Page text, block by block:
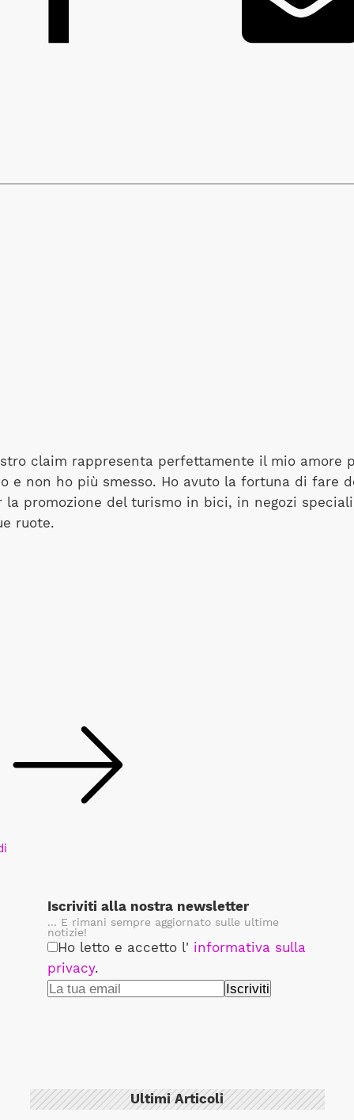
claim rappresenta perfettamente il mio amore
e non ho più smesso. Ho avuto la fortuna di fare
promozione del turismo in bici, in negozi
ruote.
Iscriviti alla nostra newsletter
... E rimani sempre aggiornato sulle ultime
notizie!
Ho letto e accetto l' informativa sulla
privacy.
Ultimi Articoli